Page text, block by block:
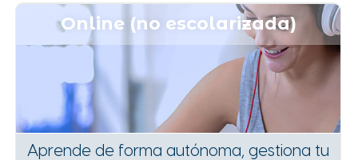
Online (no escolarizada)
Aprende de forma autónoma, gestiona tu